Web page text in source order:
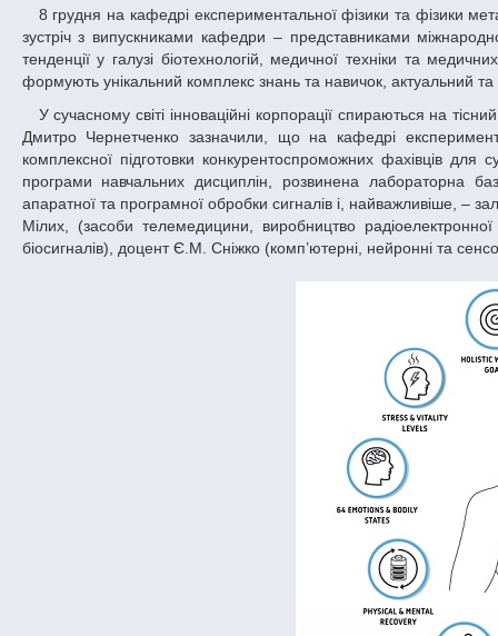
8 грудня на кафедрі експериментальної фізики та фізики металів (КЕФ) факультету фізики, електроніки та комп’ютерних систем відбулася
зустріч з випускниками кафедри – представниками
тенденції у галузі біотехнологій, медичної техніки та
формують унікальний комплекс знань та навичок, актуальний
У сучасному світі інноваційні корпорації спираються на тісний контакт з університетським середовищем. Так, випускники Тетяна Боцьва та
Дмитро Чернетченко зазначили, що на кафедрі
комплексної підготовки конкурентоспроможних фахівців для
програми навчальних дисциплін, розвинена лабораторна
апаратної та програмної обробки сигналів і, найважливіше, –
Мілих, (засоби телемедицини, виробництво
біосигналів), доцент Є.М. Сніжко (комп’ютерні, нейронні та